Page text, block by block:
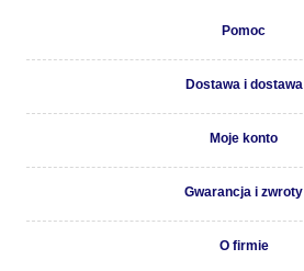
Pomoc
Dostawa i dostawa
Moje konto
Gwarancja i zwroty
O firmie